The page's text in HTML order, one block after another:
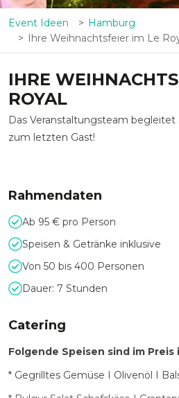
Event Ideen
Hamburg
Ihre Weihnachtsfeier im Le
IHRE
ROYAL
Das Veranstaltungsteam begleitet
zum letzten Gast!
Rahmendaten
Ab 95 € pro Person
Speisen & Getränke inklusive
Von 50 bis 400 Personen
Dauer: 7 Stunden
Catering
Folgende Speisen sind im Preis
* Gegrilltes Gemüse I Olivenöl I